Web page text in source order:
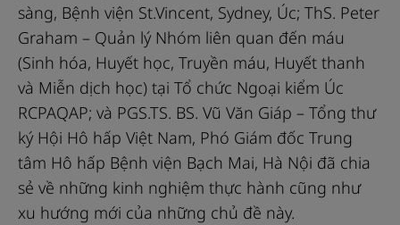
sàng, Bệnh viện St.Vincent, Sydney, Úc; ThS. Peter
Graham – Quản lý Nhóm liên quan đến máu
(Sinh hóa, Huyết học, Truyền máu, Huyết thanh
và Miễn dịch học) tại Tổ chức Ngoại kiểm Úc
RCPAQAP; và PGS.TS. BS. Vũ Văn Giáp – Tổng thư
ký Hội Hô hấp Việt Nam, Phó Giám đốc Trung
tâm Hô hấp Bệnh viện Bạch Mai, Hà Nội đã chia
sẻ về những kinh nghiệm thực hành cũng như
xu hướng mới của những chủ đề này.